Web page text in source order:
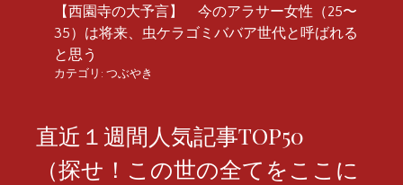
【西園寺の大予言】 今のアラサー女性（25〜
35）は将来、虫ケラゴミババア世代と呼ばれる
と思う
カテゴリ: つぶやき
直近１週間人気記事TOP50
（探せ！この世の全てをここに